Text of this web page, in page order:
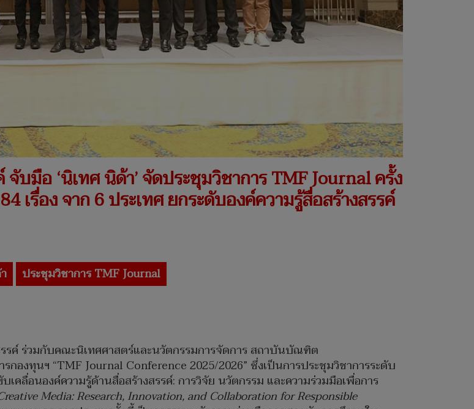
มือ ‘นิเทศ นิด้า’ จัดประชุมวิชาการ TMF Journal ครั้ง
เรื่อง จาก 6 ประเทศ ยกระดับองค์ความรู้สื่อสร้างสรรค์
ประชุมวิชาการ TMF Journal
ค์ ร่วมกับคณะนิเทศศาสตร์และนวัตกรรมการจัดการ สถาบันบัณฑิต
องทุนฯ “TMF Journal Conference 2025/2026” ซึ่งเป็นการประชุมวิชาการระดับ
คลื่อนองค์ความรู้ด้านสื่อสร้างสรรค์: การวิจัย นวัตกรรม และความร่วมมือเพื่อการ
Media: Research,Innovation, and Collaboration for Responsible